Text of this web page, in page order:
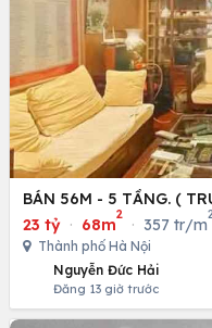
BÁN 56M - 5 TẦNG. (
23 tỷ · 68m
2
· 357 tr/m
Thành phố Hà Nội
Nguyễn Đức Hải
Đăng 13 giờ trước